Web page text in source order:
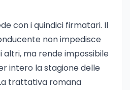
con i quindici firmatari. Il
non impedisce
altri, ma rende impossibile
intero la stagione delle
trattativa romana